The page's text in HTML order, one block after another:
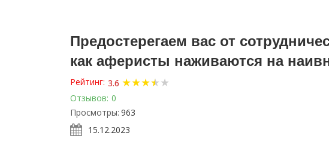
Предостерегаем вас от
как аферисты наживаются на
Рейтинг: 3.6 ★★★★
★★
Отзывов: 0
Просмотры: 963
15.12.2023